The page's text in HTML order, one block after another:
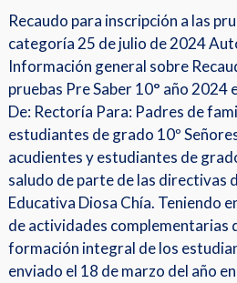
Recaudo para inscripción a las
categoría 25 de julio de 2024
Información general sobre
pruebas Pre Saber 10° año 2024
De: Rectoría Para: Padres de
estudiantes de grado 10º
acudientes y estudiantes de
saludo de parte de las directivas
Educativa Diosa Chía. Teniendo
de actividades complementarias
formación integral de los
enviado el 18 de marzo del año
pruebas
Pre
Saber
10°